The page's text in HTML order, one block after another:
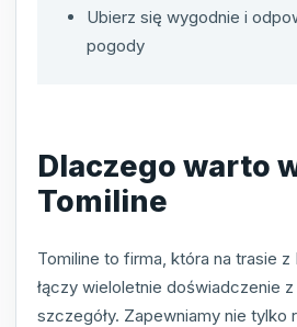
Ubierz się wygodnie i
pogody
Dlaczego warto
Tomiline
Tomiline to firma, która na trasie
łączy wieloletnie doświadczenie z
szczegóły. Zapewniamy nie tylko